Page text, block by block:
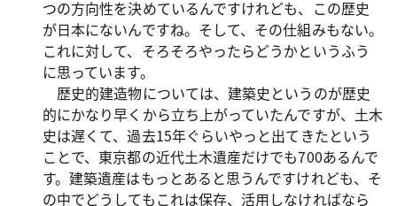
つの方向性を決めているんですけれども、この歴史
が日本にないんですね。そして、その仕組みもない。
これに対して、そろそろやったらどうかというふう
に思っています。
歴史的建造物については、建築史というのが歴史
的にかなり早くから立ち上がっていたんですが、土木
史は遅くて、過去15年ぐらいやっと出てきたという
ことで、東京都の近代土木遺産だけでも700あるんで
す。建築遺産はもっとあると思うんですけれども、そ
の中でどうしてもこれは保存、活用しなければなら